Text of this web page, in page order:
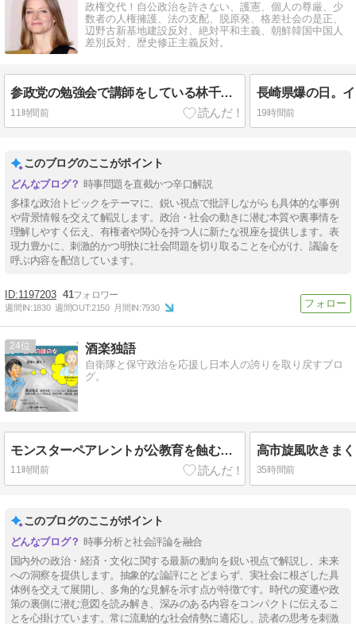
政権交代！自公政治を許さない、護憲、個人の尊厳、少
数者の人権擁護、法の支配、脱原発、格差社会の是正、
辺野古新基地建設反対、絶対平和主義、朝鮮韓国中国人
差別反対、歴史修正主義反対。
参政党の勉強会で講師をしている林千勝氏が広島・長崎に投下されたのは原爆ではないとデマを流し、神谷宗幣代表と参政党がそれを拡散。
11時間前 19時間前
このブログのここがポイント
時事問題を直截かつ辛口解説
多様な政治トピックをテーマに、鋭い視点で批評しながらも具体的な事例
や背景情報を交えて解説します。政治・社会の動きに潜む本質や裏事情を
理解しやすく伝え、有権者や関心を持つ人に新たな視座を提供します。表
現力豊かに、刺激的かつ明快に社会問題を切り取ることを心がけ、議論を
呼ぶ内容を配信しています。
1197203 41
週間IN:1830 週間OUT:2150 月間IN:7930
24 酒楽独語
自衛隊と保守政治を応援し日本人の誇りを取り戻すブロ
グ。
モンスターペアレントが公教育を蝕む元凶だ
11時間前
高市旋風吹きま
35時間前
このブログのここがポイント
時事分析と社会評論を融合
国内外の政治・経済・文化に関する最新の動向を鋭い視点で解説し、未来
への洞察を提供します。抽象的な論評にとどまらず、実社会に根ざした具
体例を交えて展開し、多角的な見解を示す点が特徴です。時代の変遷や政
策の裏側に潜む意図を読み解き、深みのある内容をコンパクトに伝えるこ
とを心掛けています。常に流動的な社会情勢に適応し、読者の思考を刺激